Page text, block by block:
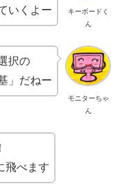
キーボードく
ん
いくよー
モニターちゃ
ん
択の
」だねー
飛べます